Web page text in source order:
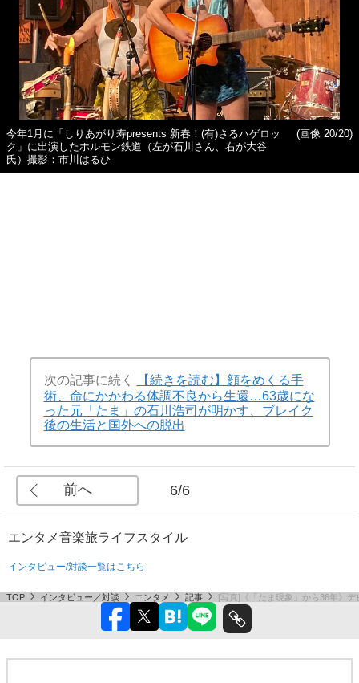
今年1月に「しりあがり寿presents 新春！(有)さるハゲロッ
ク」に出演したホルモン鉄道（左が石川さん、右が大谷
氏）撮影：市川はるひ
(画像 20/20)
次の記事に続く
【続きを読む】顔をめくる手
術、命にかかわる体調不良から生還…63歳にな
った元「たま」の石川浩司が明かす、ブレイク
後の生活と国外への脱出
前へ 6/6
エンタメ音楽旅ライフスタイル
インタビュー/対談一覧はこちら
TOP インタビュー／対談 エンタメ 記事 [写真]《「たま現象」から36年》